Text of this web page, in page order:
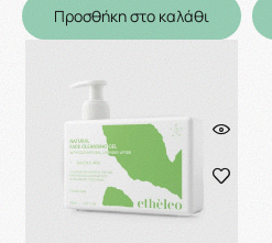
Προσθήκη στο καλάθι